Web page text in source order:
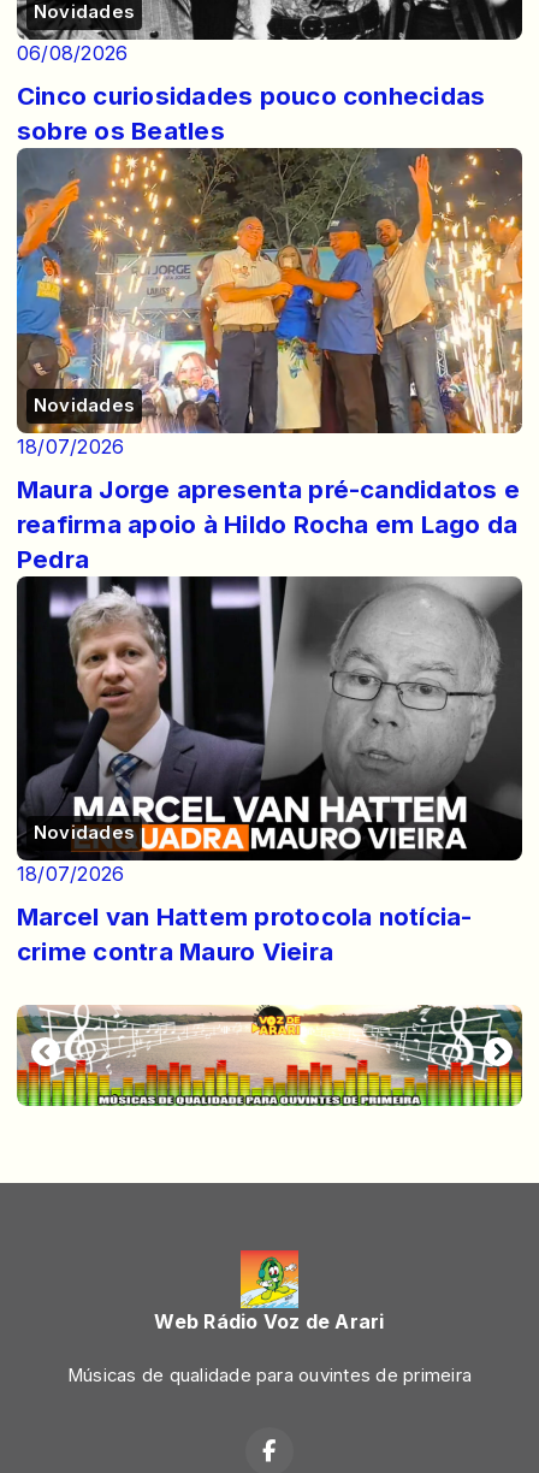
Novidades
06/08/2026
Cinco curiosidades pouco conhecidas
sobre os Beatles
Novidades
18/07/2026
Maura Jorge apresenta pré-candidatos e
reafirma apoio à Hildo Rocha em Lago da
Pedra
Novidades
18/07/2026
Marcel van Hattem protocola notícia-
crime contra Mauro Vieira
Web Rádio Voz de Arari
Músicas de qualidade para ouvintes de primeira